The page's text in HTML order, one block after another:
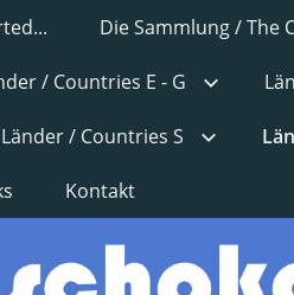
Die Sammlung / The
/ Countries E - G
Länder / Countries S
Kontakt